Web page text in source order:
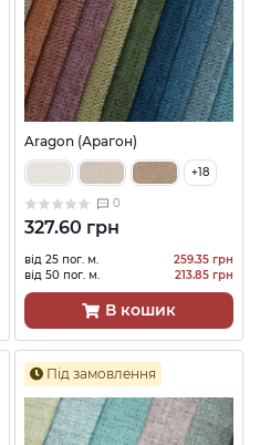
Aragon (Арагон)
+18
0
327.60 грн
від 25 пог. м.
259.35 грн
від 50 пог. м.
213.85 грн
В кошик
Під замовлення